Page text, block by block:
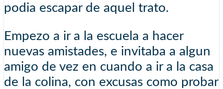
podia escapar de aquel trato.
Empezo a ir a la escuela a hacer
nuevas amistades, e invitaba a algun
amigo de vez en cuando a ir a la casa
de la colina, con excusas como probar